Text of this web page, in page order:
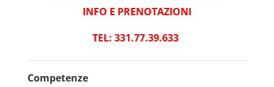
INFO E PRENOTAZIONI
TEL: 331.77.39.633
Competenze